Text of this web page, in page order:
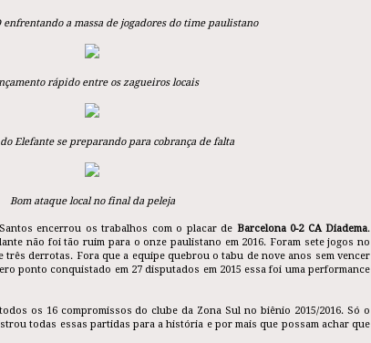
enfrentando a massa de jogadores do time paulistano
rápido entre os zagueiros locais
do Elefante se preparando para cobrança de falta
Bom ataque local no final da peleja
encerrou os trabalhos com o placar de Barcelona 0-2 CA Diadema.
não foi tão ruim para o onze paulistano em 2016. Foram sete jogos no
três derrotas. Fora que a equipe quebrou o tabu de nove anos sem vencer
ponto conquistado em 27 disputados em 2015 essa foi uma performance
os 16 compromissos do clube da Zona Sul no biênio 2015/2016. Só o
todas essas partidas para a história e por mais que possam achar que